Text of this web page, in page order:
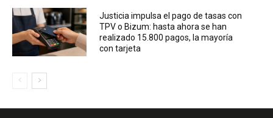
Justicia impulsa el pago de tasas con
TPV o Bizum: hasta ahora se han
realizado 15.800 pagos, la mayoría
con tarjeta